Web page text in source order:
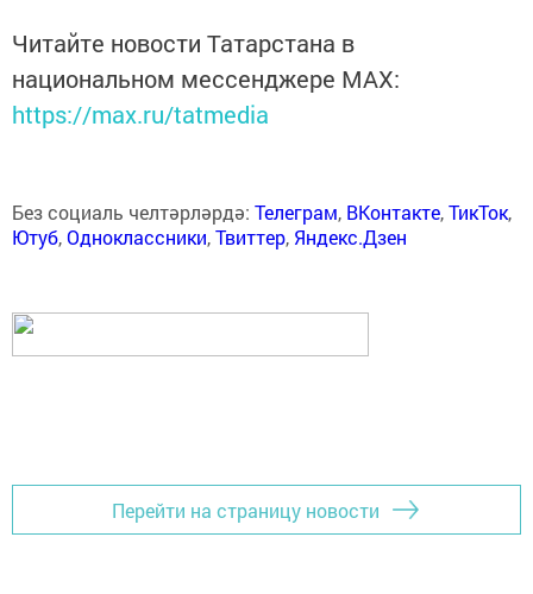
Читайте новости Татарстана в
национальном мессенджере MАХ:
https://max.ru/tatmedia
Без социаль челтәрләрдә: Телеграм, ВКонтакте,ТикТок,
Ютуб,Одноклассники,Твиттер, Яндекс.Дзен
Перейти на страницу новости